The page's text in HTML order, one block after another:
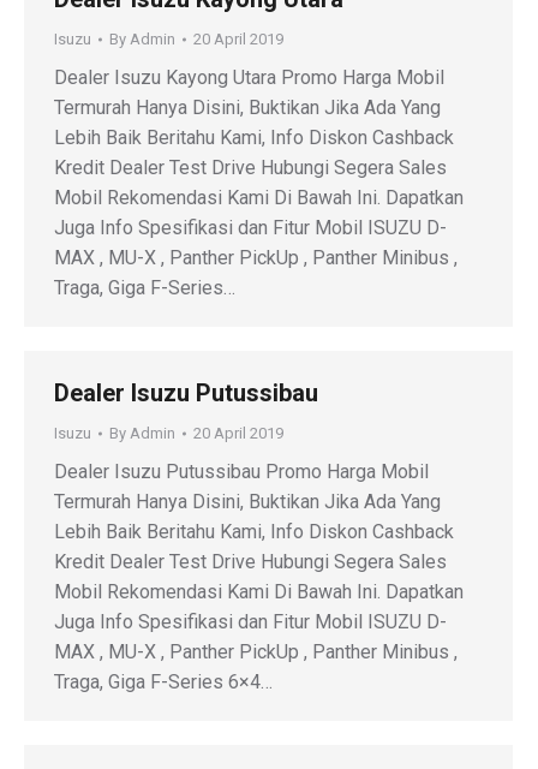
Isuzu By Admin 20 April 2019
Dealer Isuzu Kayong Utara Promo Harga Mobil
Termurah Hanya Disini, Buktikan Jika Ada Yang
Lebih Baik Beritahu Kami, Info Diskon Cashback
Kredit Dealer Test Drive Hubungi Segera Sales
Mobil Rekomendasi Kami Di Bawah Ini. Dapatkan
Juga Info Spesifikasi dan Fitur Mobil ISUZU D-
MAX , MU-X , Panther PickUp , Panther Minibus ,
Traga, Giga F-Series…
Dealer Isuzu Putussibau
Isuzu By Admin 20 April 2019
Dealer Isuzu Putussibau Promo Harga Mobil
Termurah Hanya Disini, Buktikan Jika Ada Yang
Lebih Baik Beritahu Kami, Info Diskon Cashback
Kredit Dealer Test Drive Hubungi Segera Sales
Mobil Rekomendasi Kami Di Bawah Ini. Dapatkan
Juga Info Spesifikasi dan Fitur Mobil ISUZU D-
MAX , MU-X , Panther PickUp , Panther Minibus ,
Traga, Giga F-Series 6×4…